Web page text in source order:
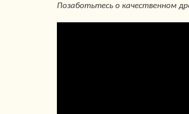
Позаботьтесь о качественном